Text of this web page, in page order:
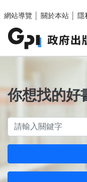
網站導覽
關於本站 隱
你想找的好